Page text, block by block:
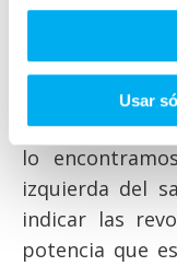
Usar
'BRABUS
En el interior,
apreciable
lo
izquierda del
indicar las
potencia que